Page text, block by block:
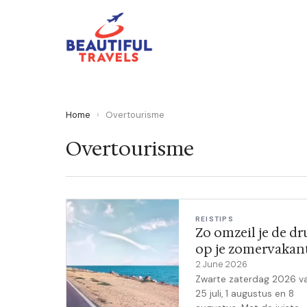
Home › Overtourisme
Overtourisme
REISTIPS
Zo omzeil je de
op je
2 June 2026
Zwarte zaterdag 2026
25 juli, 1 augustus en 8